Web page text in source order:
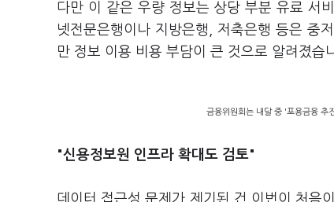
다만 이 같은 우량 정보는 상당 부분 유료 서
넷전문은행이나 지방은행, 저축은행 등은 중
만 정보 이용 비용 부담이 큰 것으로 알려졌습
금융위원회는 내달 중 '포용금융 추
"신용정보원 인프라 확대도 검토"
데이터 접근성 문제가 제기된 건 이번이 처음